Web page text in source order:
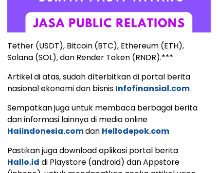
Tether (USDT), Bitcoin (BTC), Ethereum (ETH),
Solana (SOL), dan Render Token (RNDR).***
Artikel di atas, sudah dìterbitkan di portal berita
nasional ekonomi dan bisnis Infofinansial.com
Sempatkan juga untuk membaca berbagai berita
dan informasi lainnya di media online
Haiindonesia.comdan Hellodepok.com
Pastikan juga download aplikasi portal berita
Hallo.id di Playstore (android) dan Appstore